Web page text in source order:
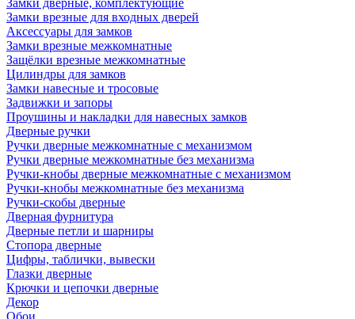
Замки дверные, комплектующие
Замки врезные для входных дверей
Аксессуары для замков
Замки врезные межкомнатные
Защёлки врезные межкомнатные
Цилиндры для замков
Замки навесные и тросовые
Задвижки и запоры
Проушины и накладки для навесных замков
Дверные ручки
Ручки дверные межкомнатные с механизмом
Ручки дверные межкомнатные без механизма
Ручки-кнобы дверные межкомнатные с механизмом
Ручки-кнобы межкомнатные без механизма
Ручки-скобы дверные
Дверная фурнитура
Дверные петли и шарниры
Стопора дверные
Цифры, таблички, вывески
Глазки дверные
Крючки и цепочки дверные
Декор
Обои